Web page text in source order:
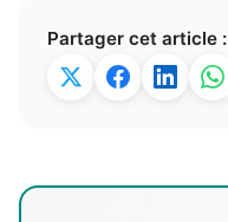
Partager cet article :